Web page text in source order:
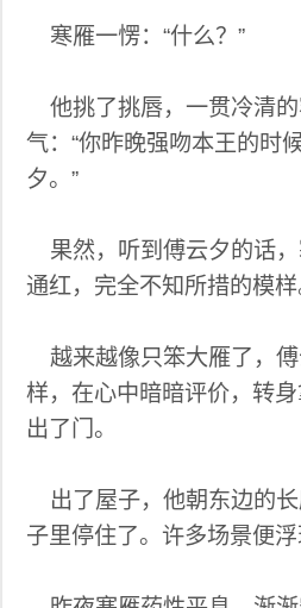
寒雁一愣：“什么？”
他挑了挑唇，一贯冷清
气：“你昨晚强吻本王的
夕。”
果然，听到傅云夕的话
通红，完全不知所措的模样
越来越像只笨大雁了，
样，在心中暗暗评价，转
出了门。
出了屋子，他朝东边的
子里停住了。许多场景便浮